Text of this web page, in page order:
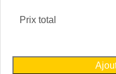
Prix total